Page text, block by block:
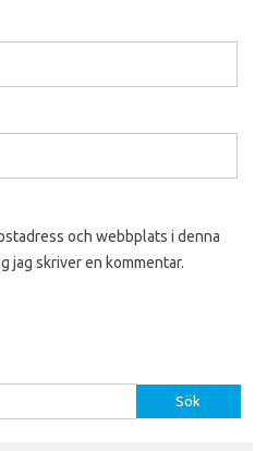
och webbplats i denna
jag skriver en kommentar.